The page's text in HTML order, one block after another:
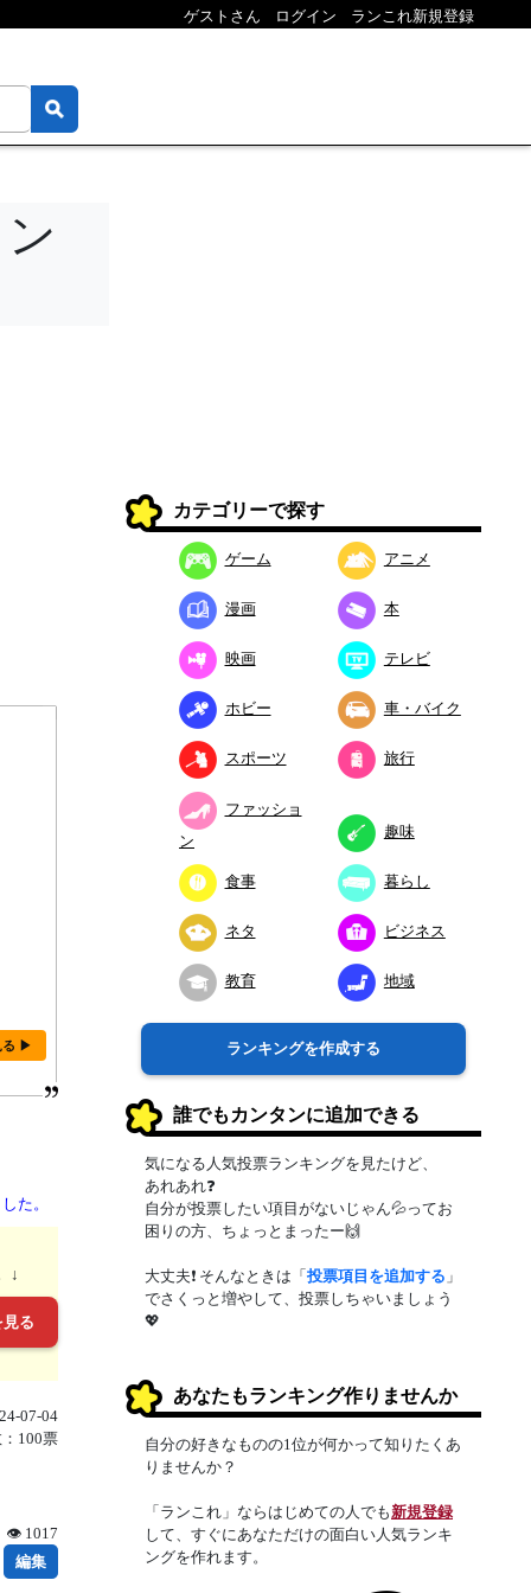
ゲストさん ログイン ランこれ新規登録
る ▶
た。
↓
る
07-04
100票
👁 1017
編集
カテゴリーで探す
ゲーム アニメ
漫画 本
映画 テレビ
ホビー 車・バイク
スポーツ 旅行
ファッショ
ン
趣味
食事 暮らし
ネタ ビジネス
教育 地域
ランキングを作成する
誰でもカンタンに追加できる
気になる人気投票ランキングを見たけど、
あれあれ❓
自分が投票したい項目がないじゃん💦ってお
困りの方、ちょっとまったー🙌
大丈夫❗ そんなときは「投票項目を追加する 」
でさくっと増やして、投票しちゃいましょう
💖
あなたもランキング作りませんか
自分の好きなものの1位が何かって知りたくあ
りませんか？
「ランこれ」ならはじめての人でも新規登録
して、すぐにあなただけの面白い人気ランキ
ングを作れます。